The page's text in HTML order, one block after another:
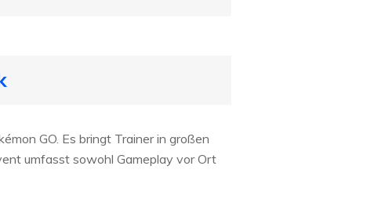
GO. Es bringt Trainer in großen
umfasst sowohl Gameplay vor Ort